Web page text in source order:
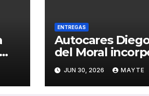
ENTREGAS
Autocares
del Moral
dos nuevas
unidades King
C10 Hi-Tech para
JUN 30, 2026 MAYTE